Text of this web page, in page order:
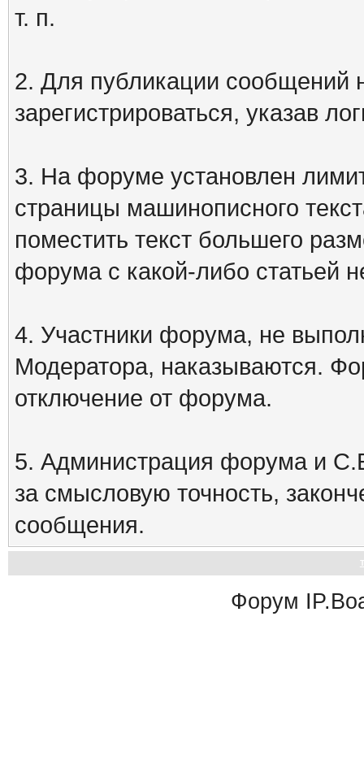
т. п.
2. Для публикации сообщений
зарегистрироваться, указав
3. На форуме установлен
страницы машинописного
поместить текст большего
форума с какой-либо статьей
4. Участники форума, не
Модератора, наказываются.
отключение от форума.
5. Администрация форума и
за смысловую точность,
сообщения.
Форум